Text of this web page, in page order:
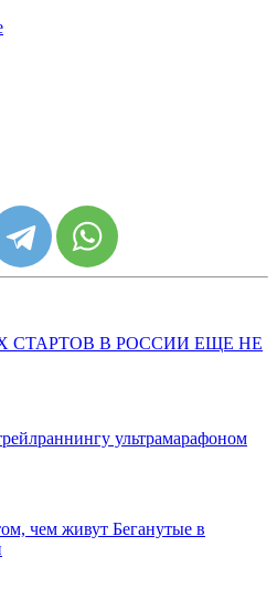
СТАРТОВ В РОССИИ ЕЩЕ НЕ
ультрамарафоном
чем живут Беганутые в